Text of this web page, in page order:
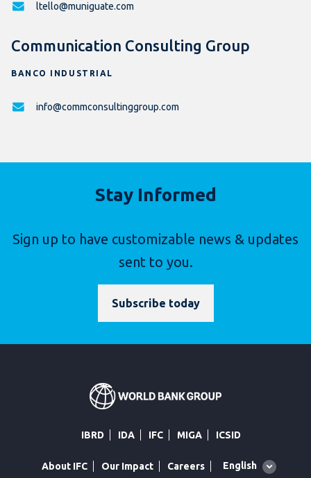
ltello@muniguate.com
Communication Consulting Group
BANCO INDUSTRIAL
info@commconsultinggroup.com
Stay Informed
Sign up to have customizable news & updates
sent to you.
Subscribe today
IBRD IDA IFC MIGA ICSID
About IFC Our Impact Careers
Global
English